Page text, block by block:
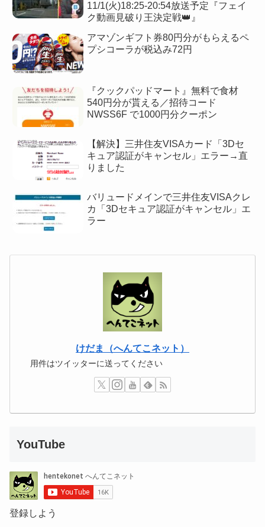
11/1(火)18:25-20:54放送予定『フェイ
ク動画見破り王決定戦👑』
アマゾンギフト券80円分がもらえるペ
プシコーラが税込み72円
『クックパッドマート』無料で食材
540円分が貰える／招待コード
NWSS6F で1000円分クーポン
【解決】三井住友VISAカード「3Dセ
キュア認証がキャンセル」エラー→直
りました
バリュードメインで三井住友VISAクレ
カ「3Dセキュア認証がキャンセル」エ
ラー
けだま（へんてこネット）
用件はツイッターに送ってください
YouTube
登録しよう